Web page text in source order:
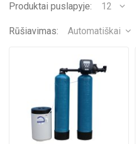
Produktai puslapyje: 12
Rūšiavimas: Automatiškai